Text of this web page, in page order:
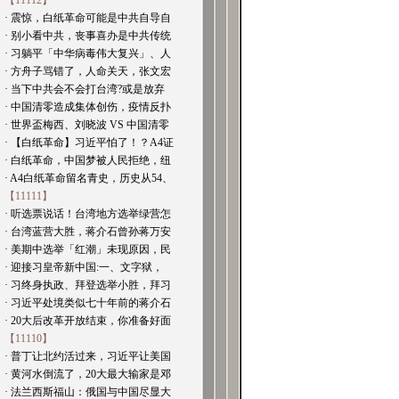
· 震惊，白纸革命可能是中共自导自
· 别小看中共，丧事喜办是中共传统
· 习躺平「中华病毒伟大复兴」、人
· 方舟子骂错了，人命关天，张文宏
· 当下中共会不会打台湾?或是放弃
· 中国清零造成集体创伤，疫情反扑
· 世界盃梅西、刘晓波 VS 中国清零
· 【白纸革命】习近平怕了！？A4证
· 白纸革命，中国梦被人民拒绝，纽
· A4白纸革命留名青史，历史从54、
【11111】
· 听选票说话！台湾地方选举绿营怎
· 台湾蓝营大胜，蒋介石曾孙蒋万安
· 美期中选举「红潮」未现原因，民
· 迎接习皇帝新中国:一、文字狱，
· 习终身执政、拜登选举小胜，拜习
· 习近平处境类似七十年前的蒋介石
· 20大后改革开放结束，你准备好面
【11110】
· 普丁让北约活过来，习近平让美国
· 黄河水倒流了，20大最大输家是邓
· 法兰西斯福山：俄国与中国尽显大